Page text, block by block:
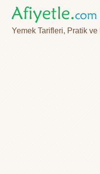
Yemek Tarifleri, Pratik